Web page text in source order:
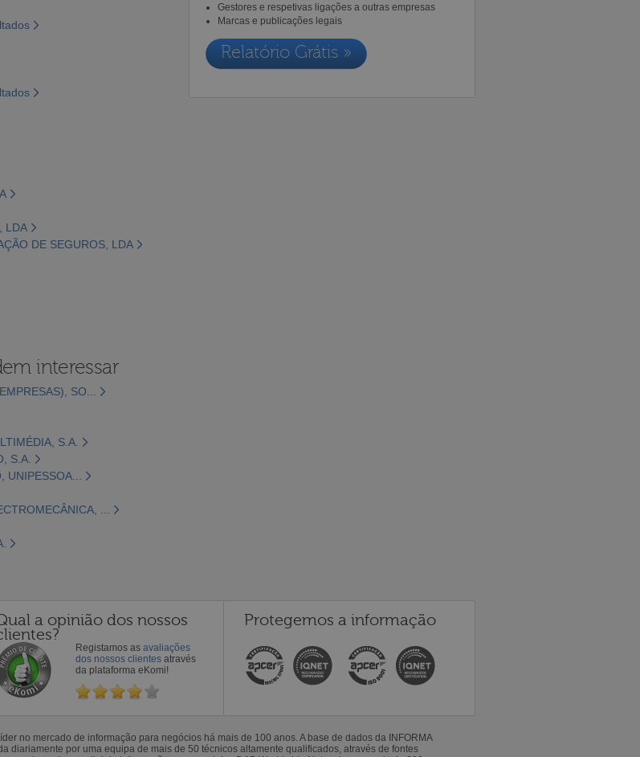
LDA
DE SEGUROS, LDA
Gestores e respetivas ligações a outras empresas
Marcas e publicações legais
Relatório Grátis »
interessar
SO...
S.A.
S.A.
UNIPESSOA...
...
a opinião dos nossos
Registamos as avaliações
dos nossos clientes através
da plataforma eKomi!
Protegemos a informação
no mercado de informação para negócios há mais de 100 anos. A base de dados da INFORMA
diariamente por uma equipa de mais de 50 técnicos altamente qualificados, através de fontes